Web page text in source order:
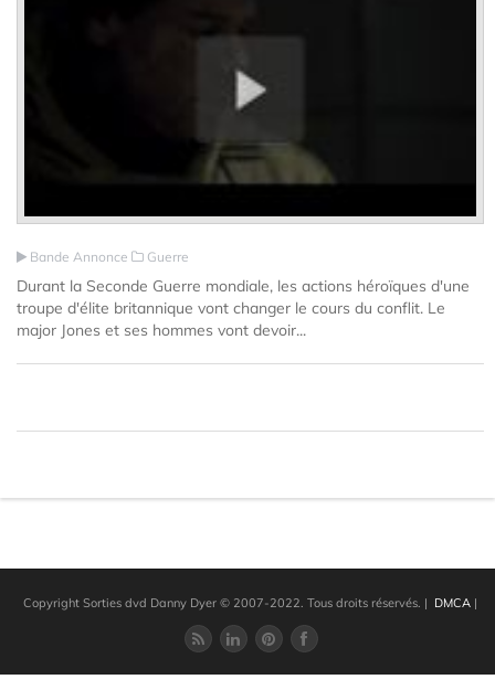
Bande Annonce Guerre
Durant la Seconde Guerre mondiale, les actions héroïques d'une
troupe d'élite britannique vont changer le cours du conflit. Le
major Jones et ses hommes vont devoir...
Copyright Sorties dvd Danny Dyer © 2007-2022. Tous droits réservés. | DMCA |